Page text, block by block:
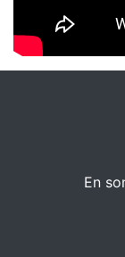
NYXmag 2.
En